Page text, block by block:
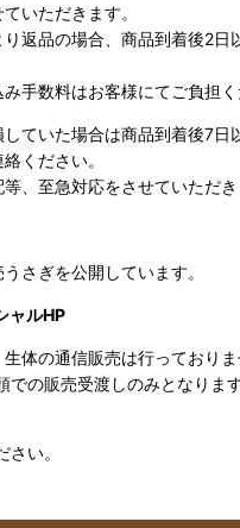
いただきます。
り返品の場合、商品到着後2日
手数料はお客様にてご負担く
ていた場合は商品到着後7日
ください。
、至急対応をさせていただき
さぎを公開しています。
ャルHP
体の通信販売は行っておりま
での販売受渡しのみとなりま
い。